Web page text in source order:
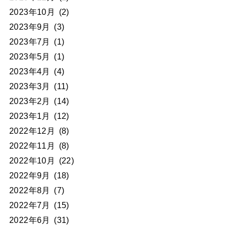
2023年10月
(2)
2023年9月
(3)
2023年7月
(1)
2023年5月
(1)
2023年4月
(4)
2023年3月
(11)
2023年2月
(14)
2023年1月
(12)
2022年12月
(8)
2022年11月
(8)
2022年10月
(22)
2022年9月
(18)
2022年8月
(7)
2022年7月
(15)
2022年6月
(31)